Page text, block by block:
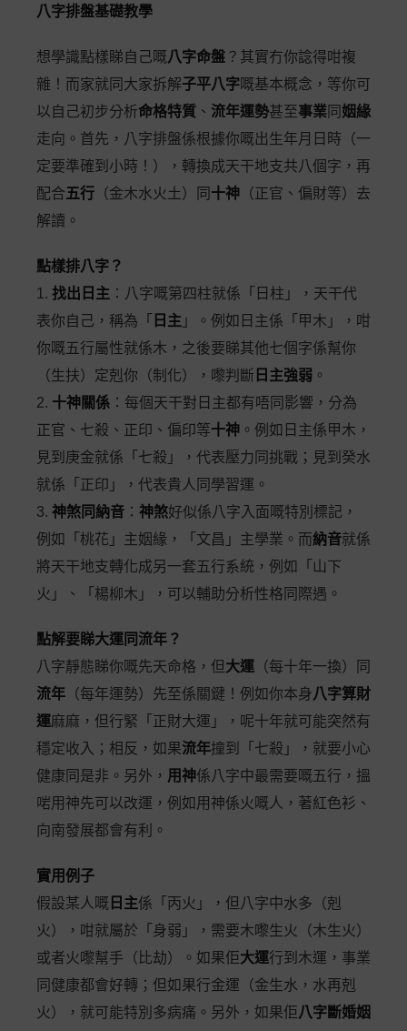
八字排盤基礎教學
想學識點樣睇自己嘅八字命盤 ？其實冇你諗得咁複
雜！而家就同大家拆解子平八字嘅基本概念，等你可
以自己初步分析命格特質 、 流年運勢甚至事業 同 姻緣
走向。首先，八字排盤係根據你嘅出生年月日時（一
定要準確到小時！），轉換成天干地支共八個字，再
配合五行 （金木水火土）同 十神 （正官、偏財等）去
解讀。
點樣排八字？
1. 找出日主 ：八字嘅第四柱就係「日柱」，天干代
表你自己，稱為「 日主 」。例如日主係「甲木」，咁
你嘅五行屬性就係木，之後要睇其他七個字係幫你
（生扶）定剋你（制化），嚟判斷 日主強弱 。
2. 十神關係 ：每個天干對日主都有唔同影響，分為
正官、七殺、正印、偏印等十神 。例如日主係甲木，
見到庚金就係「七殺」，代表壓力同挑戰；見到癸水
就係「正印」，代表貴人同學習運。
3. 神煞同納音 ： 神煞好似係八字入面嘅特別標記，
例如「桃花」主姻緣，「文昌」主學業。而納音就係
將天干地支轉化成另一套五行系統，例如「山下
火」、「楊柳木」，可以輔助分析性格同際遇。
點解要睇大運同流年？
八字靜態睇你嘅先天命格，但大運 （每十年一換）同
流年 （每年運勢）先至係關鍵！例如你本身八字算財
運麻麻，但行緊「正財大運」，呢十年就可能突然有
穩定收入；相反，如果流年撞到「七殺」，就要小心
健康同是非。另外， 用神係八字中最需要嘅五行，搵
啱用神先可以改運，例如用神係火嘅人，著紅色衫、
向南發展都會有利。
實用例子
假設某人嘅 日主係「丙火」，但八字中水多（剋
火），咁就屬於「身弱」，需要木嚟生火（木生火）
或者火嚟幫手（比劫）。如果佢大運行到木運，事業
同健康都會好轉；但如果行金運（金生水，水再剋
火），就可能特別多病痛。另外，如果佢 八字斷婚姻